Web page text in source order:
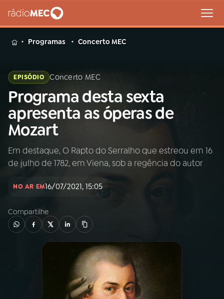
MENU
Buscar
na
Rádio
MEC
Buscar
Início AO VIVO
INÍCIO
02A RÁDIO
PROGRAMAÇÃO
PROGRAMAS
Programas Concerto MEC
EPISÓDIO Concerto MEC
Programa desta sexta
apresenta as óperas de
Mozart
Em destaque, O Rapto do Serralho que estreou em 16
de julho de 1782, em Viena, sob a regência do autor
NO AR EM16/07/2021, 15:05
Compartilhe